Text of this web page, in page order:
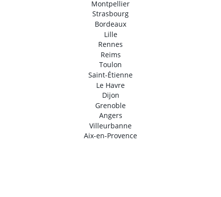
Montpellier
Strasbourg
Bordeaux
Lille
Rennes
Reims
Toulon
Saint-Étienne
Le Havre
Dijon
Grenoble
Angers
Villeurbanne
Aix-en-Provence